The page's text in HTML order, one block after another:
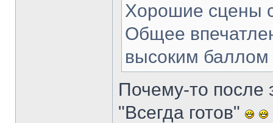
Хорошие сцены
Общее
высоким баллом
Почему-то после
"Всегда готов"